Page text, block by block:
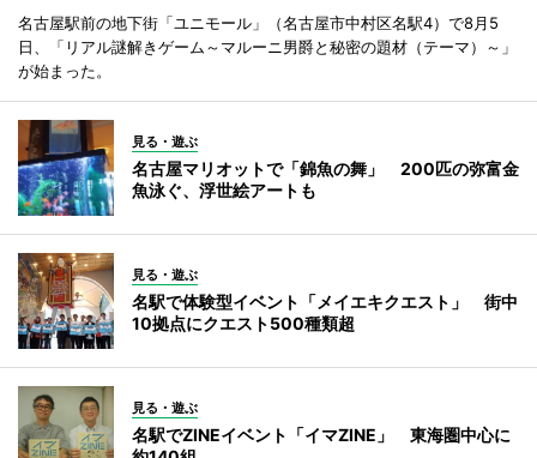
名古屋駅前の地下街「ユニモール」（名古屋市中村区名駅4）で8月5
日、「リアル謎解きゲーム～マルーニ男爵と秘密の題材（テーマ）～」
が始まった。
見る・遊ぶ
名古屋マリオットで「錦魚の舞」 200匹の弥富金
魚泳ぐ、浮世絵アートも
見る・遊ぶ
名駅で体験型イベント「メイエキクエスト」 街中
10拠点にクエスト500種類超
見る・遊ぶ
名駅でZINEイベント「イマZINE」 東海圏中心に